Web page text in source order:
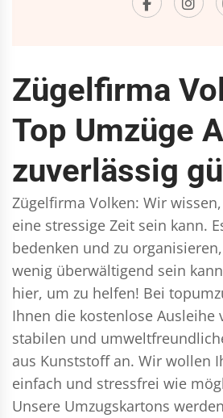
Zügelfirma
Top Umzüge
zuverlässig
Zügelfirma Volken: Wir
eine stressige Zeit sein kann.
bedenken und zu
wenig überwältigend sein
hier, um zu helfen! Bei
Ihnen die kostenlose Ausleihe
stabilen und
aus Kunststoff an. Wir wollen
einfach und stressfrei wie
Unsere Umzugskartons